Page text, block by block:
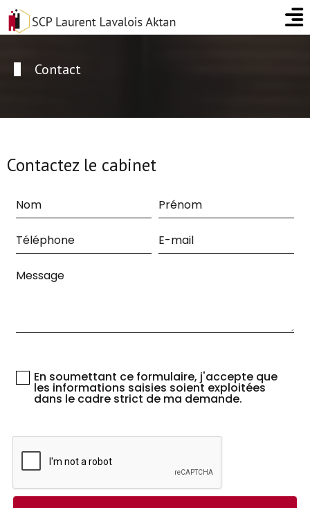
Contact
Contactez le cabinet
En soumettant ce formulaire, j'accepte que
les informations saisies soient exploitées
dans le cadre strict de ma demande.